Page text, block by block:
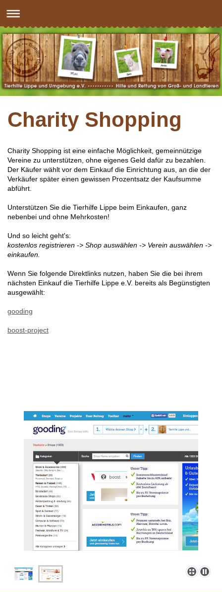
Charity Shopping
Charity Shopping ist eine einfache Möglichkeit, gemeinnützige
Vereine zu unterstützen, ohne eigenes Geld dafür zu bezahlen.
Der Käufer wählt vor dem Einkauf die Einrichtung aus, an die der
Verkäufer später einen gewissen Prozentsatz der Kaufsumme
abführt.
Unterstützen Sie die Tierhilfe Lippe beim Einkaufen, ganz
nebenbei und ohne Mehrkosten!
Und so leicht geht's:
kostenlos registrieren -> Shop auswählen -> Verein auswählen ->
einkaufen.
Wenn Sie folgende Direktlinks nutzen, haben Sie die bei ihrem
nächsten Einkauf die Tierhilfe Lippe e.V. bereits als Begünstigten
ausgewählt:
gooding
boost-project